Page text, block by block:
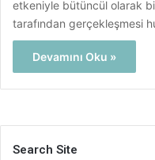
etkeniyle bütüncül olarak
tarafından gerçekleşmesi
Devamını Oku »
Search Site